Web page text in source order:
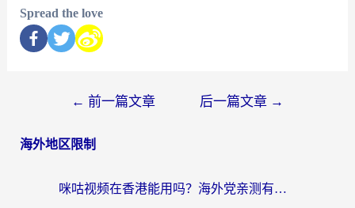
Spread the love
← 前一篇文章 后一篇文章 →
海外地区限制
咪咕视频在香港能用吗？海外党亲测有效的回国加速方案来了